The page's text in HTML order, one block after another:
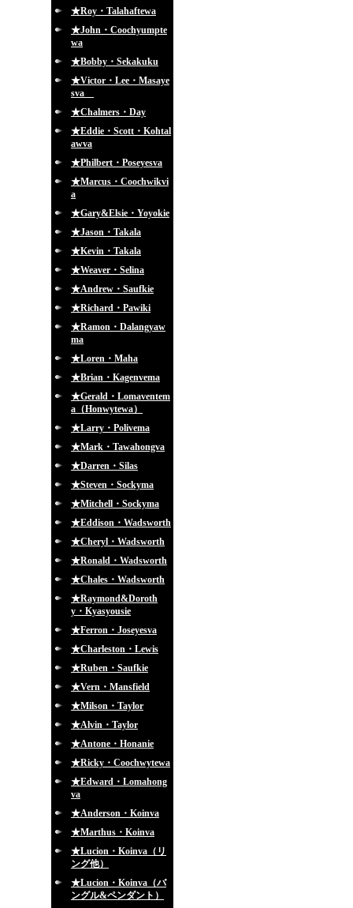
★Roy・Talahaftewa
★John・Coochyumpte
wa
★Bobby・Sekakuku
★Victor・Lee・Masaye
sva
★Chalmers・Day
★Eddie・Scott・Kohtal
awva
★Philbert・Poseyesva
★Marcus・Coochwikvi
a
★Gary&Elsie・Yoyokie
★Jason・Takala
★Kevin・Takala
★Weaver・Selina
★Andrew・Saufkie
★Richard・Pawiki
★Ramon・Dalangyaw
ma
★Loren・Maha
★Brian・Kagenvema
★Gerald・Lomaventem
a（Honwytewa）
★Larry・Polivema
★Mark・Tawahongva
★Darren・Silas
★Steven・Sockyma
★Mitchell・Sockyma
★Eddison・Wadsworth
★Cheryl・Wadsworth
★Ronald・Wadsworth
★Chales・Wadsworth
★Raymond&Doroth
y・Kyasyousie
★Ferron・Joseyesva
★Charleston・Lewis
★Ruben・Saufkie
★Vern・Mansfield
★Milson・Taylor
★Alvin・Taylor
★Antone・Honanie
★Ricky・Coochwytewa
★Edward・Lomahong
va
★Anderson・Koinva
★Marthus・Koinva
★Lucion・Koinva（リ
ング他）
★Lucion・Koinva（バ
ングル&ペンダント）